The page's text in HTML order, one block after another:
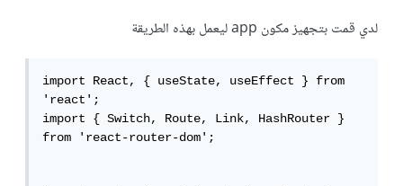
لدي قمت بتجهيز مكون app ليعمل بهذه الطريقة
import React, { useState, useEffect } from
'react';
import { Switch, Route, Link, HashRouter }
from 'react-router-dom';